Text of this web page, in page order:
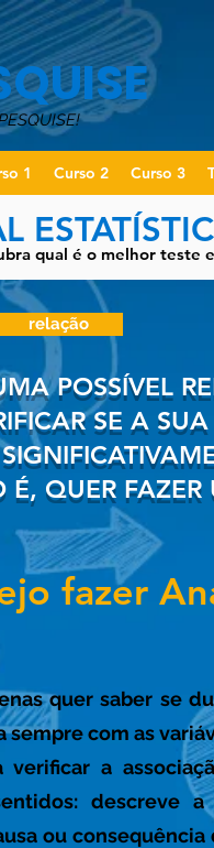
1 Curso 2 Curso 3
qual é o melhor teste
relação
POSSÍVEL
SE A
É, QUER
quer saber se
com as
verificar a
descreve
ou consequência
fazer